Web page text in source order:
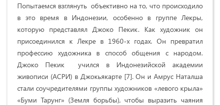
Попытаемся взглянуть объективно на то, что происходило
в это время в Индонезии, особенно в группе Лекры,
которую представлял Джоко Пекик. Как художник он
присоединился к Лекре в 1960-х годах. Он превратил
профессию художника в способ общения с народом.
Джоко Пекик учился в Индонезийской академии
живописи (АСРИ) в Джокьякарте [7]. Он и Амрус Наталша
стали соучредителями группы художников «левого крыла»
«Буми Тарунг» (Земля борьбы), чтобы выразить чаяния